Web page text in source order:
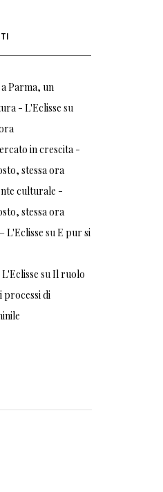
Parma, un
- L'Eclisse su
in crescita -
stessa ora
culturale -
stessa ora
L'Eclisse suE pur si
suIl ruolo
processi di